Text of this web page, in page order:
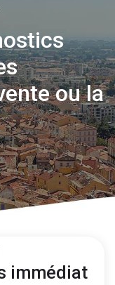
ou la
immédiat